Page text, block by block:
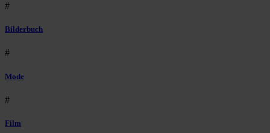
#
Bilderbuch
#
Mode
#
Film